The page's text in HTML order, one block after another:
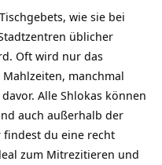
wie sie bei
üblicher
Oft wird nur das
manchmal
davor. Alle Shlokas können
auch außerhalb der
du eine recht
zum Mitrezitieren und